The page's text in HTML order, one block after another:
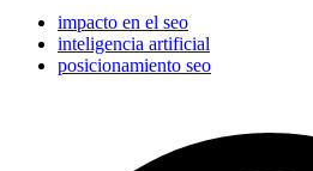
impacto en el seo
inteligencia artificial
posicionamiento seo